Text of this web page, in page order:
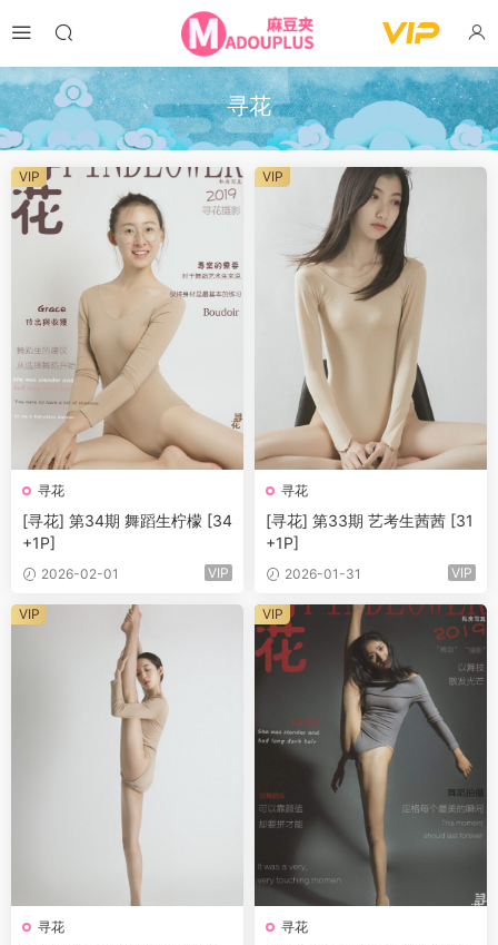
寻花
寻花
[寻花] 第34期 舞蹈生柠檬 [34
+1P]
2026-02-01 VIP
VIP
寻花
[寻花] 第33期 艺考生茜茜 [31
+1P]
2026-01-31 VIP
VIP
寻花
VIP
寻花
VIP